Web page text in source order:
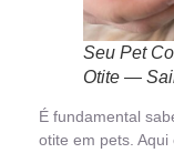
Seu Pet
Otite —
É fundamental
otite em pets.